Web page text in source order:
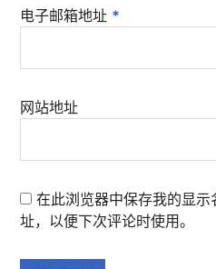
电子邮箱地址 *
网站地址
在此浏览器中保存我的显
址，以便下次评论时使用。